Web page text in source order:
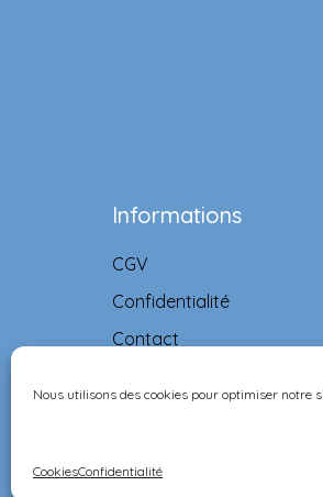
Nous utilisons des cookies pour optimiser notre
CookiesConfidentialité
Informations
CGV
Confidentialité
Contact